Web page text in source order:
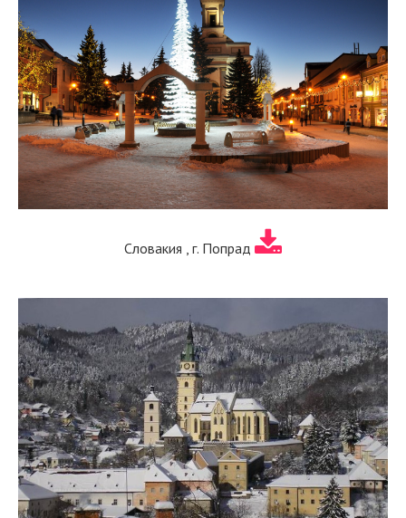
Словакия , г. Попрад